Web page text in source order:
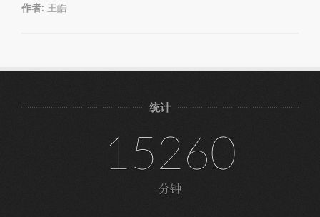
作者: 王皓
统计
15260
分钟